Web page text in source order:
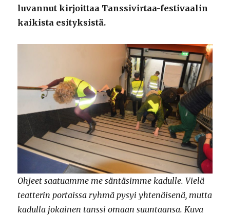
luvannut kirjoittaa Tanssivirtaa-festivaalin
kaikista esityksistä.
Ohjeet saatuamme me säntäsimme kadulle. Vielä
teatterin portaissa ryhmä pysyi yhtenäisenä, mutta
kadulla jokainen tanssi omaan suuntaansa. Kuva